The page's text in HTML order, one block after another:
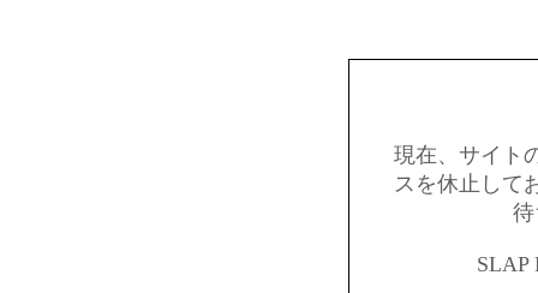
現在、サイト
スを休止して
SLAP